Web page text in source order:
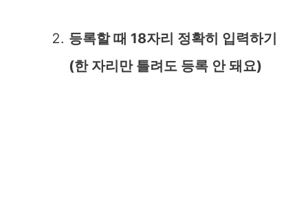
등록할 때 18자리 정확히 입력하기
(한 자리만 틀려도 등록 안 돼요)